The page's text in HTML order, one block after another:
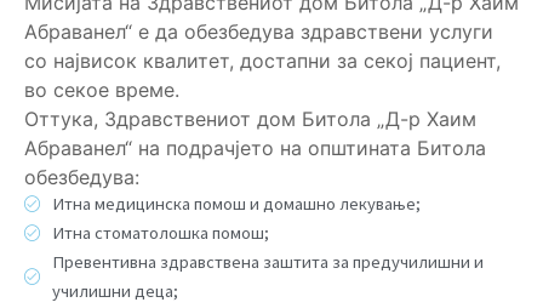
Абраванел“ е да обезбедува здравствени услуги
со највисок квалитет, достапни за секој пациент,
во секое време.
Оттука, Здравствениот дом Битола „Д-р Хаим
Абраванел“ на подрачјето на општината Битола
обезбедува:
Итна медицинска помош и домашно лекување;
Итна стоматолошка помош;
Превентивна здравствена заштита за предучилишни и
училишни деца;